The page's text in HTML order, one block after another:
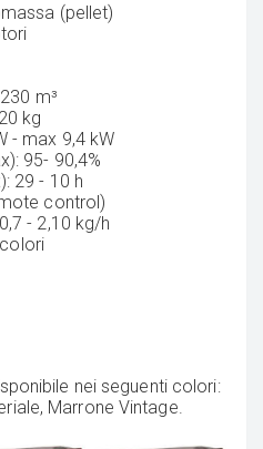
(pellet)
m³
kg
- max 9,4 kW
95- 90,4%
29 - 10 h
control)
- 2,10 kg/h
nei seguenti colori:
Marrone Vintage.